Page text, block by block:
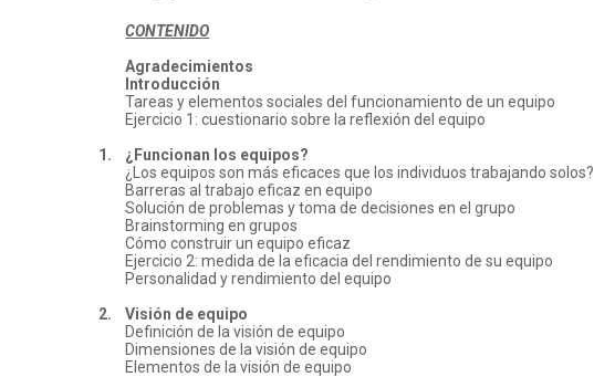
CONTENIDO
Agradecimientos
Introducción
Tareas y elementos sociales del funcionamiento de un equipo
Ejercicio 1: cuestionario sobre la reflexión del equipo
1.
¿Funcionan los equipos?
¿Los equipos son más eficaces que los individuos trabajando solos?
Barreras al trabajo eficaz en equipo
Solución de problemas y toma de decisiones en el grupo
Brainstorming en grupos
Cómo construir un equipo eficaz
Ejercicio 2: medida de la eficacia del rendimiento de su equipo
Personalidad y rendimiento del equipo
2.
Visión de equipo
Definición de la visión de equipo
Dimensiones de la visión de equipo
Elementos de la visión de equipo